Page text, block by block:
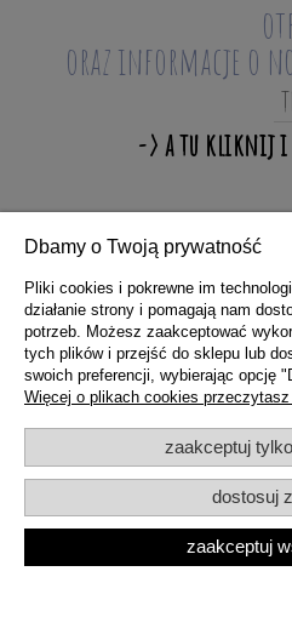
oraz informacje o
Dbamy o Twoją prywatność
Pliki cookies i pokrewne im
działanie strony i pomagają nam
potrzeb. Możesz zaakceptować
tych plików i przejść do sklepu lub
swoich preferencji, wybierając opcję
Więcej o plikach cookies
zaakceptuj
dostosuj
zaakceptuj